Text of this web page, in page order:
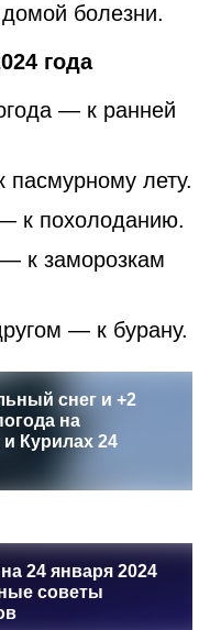
болезни.
года
— к ранней
лету.
к похолоданию.
к заморозкам
— к бурану.
снег и +2
на
Курилах 24
24 января 2024
советы